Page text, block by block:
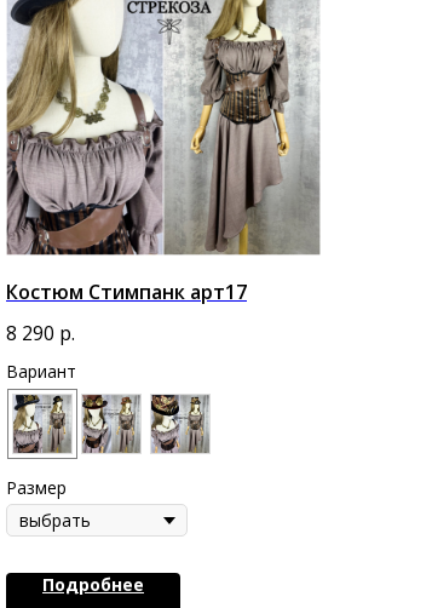
Костюм Стимпанк арт17
8 290 р.
Вариант
Размер
Подробнее